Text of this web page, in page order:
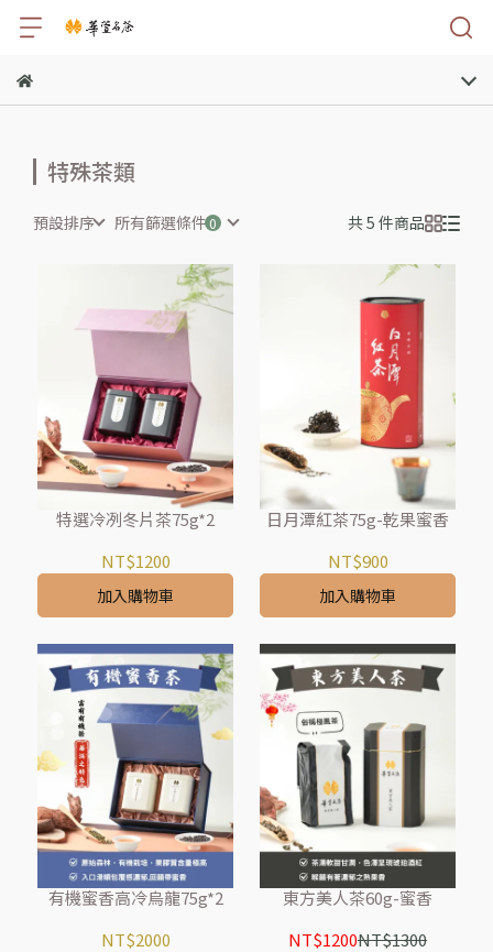
特殊茶類
預設排序 所有篩選條件 共 5 件商品
特選冷冽冬片茶75g*2
NT$1200
加入購物車
日月潭紅茶75g-乾果蜜香
NT$900
加入購物車
有機蜜香高冷烏龍75g*2
NT$2000
東方美人茶60g-蜜香
NT$1200NT$1300